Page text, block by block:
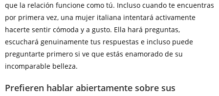
que la relación funcione como tú. Incluso cuando te encuentras
por primera vez, una mujer italiana intentará activamente
hacerte sentir cómoda y a gusto. Ella hará preguntas,
escuchará genuinamente tus respuestas e incluso puede
preguntarte primero si ve que estás enamorado de su
incomparable belleza.
Prefieren hablar abiertamente sobre sus